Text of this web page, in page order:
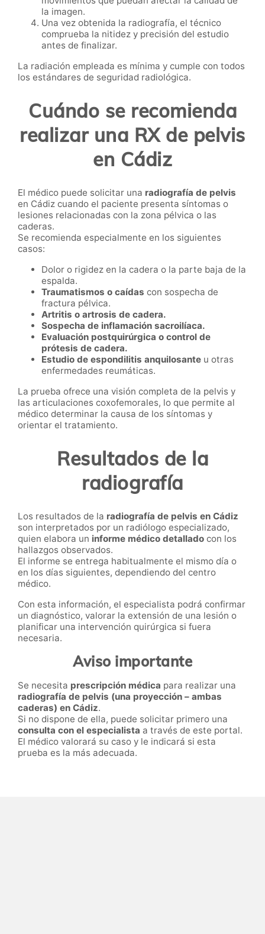
la imagen.
Una vez obtenida la radiografía, el técnico
comprueba la nitidez y precisión del estudio
antes de finalizar.
La radiación empleada es mínima y cumple con todos
los estándares de seguridad radiológica.
Cuándo se recomienda
realizar una RX de pelvis
en Cádiz
El médico puede solicitar una radiografía de pelvis
en Cádiz cuando el paciente presenta síntomas o
lesiones relacionadas con la zona pélvica o las
caderas.
Se recomienda especialmente en los siguientes
casos:
Dolor o rigidez en la cadera o la parte baja de la
espalda.
Traumatismos o caídas con sospecha de
fractura pélvica.
Artritis o artrosis de cadera.
Sospecha de inflamación sacroilíaca.
Evaluación postquirúrgica o control de
prótesis de cadera.
Estudio de espondilitis anquilosante u otras
enfermedades reumáticas.
La prueba ofrece una visión completa de la pelvis y
las articulaciones coxofemorales, lo que permite al
médico determinar la causa de los síntomas y
orientar el tratamiento.
Resultados de la
radiografía
Los resultados de la radiografía de pelvis en Cádiz
son interpretados por un radiólogo especializado,
quien elabora un informe médico detallado con los
hallazgos observados.
El informe se entrega habitualmente el mismo día o
en los días siguientes, dependiendo del centro
médico.
Con esta información, el especialista podrá confirmar
un diagnóstico, valorar la extensión de una lesión o
planificar una intervención quirúrgica si fuera
necesaria.
Aviso importante
Se necesita prescripción médica para realizar una
radiografía de pelvis (una proyección – ambas
caderas) en Cádiz.
Si no dispone de ella, puede solicitar primero una
consulta con el especialista a través de este portal.
El médico valorará su caso y le indicará si esta
prueba es la más adecuada.